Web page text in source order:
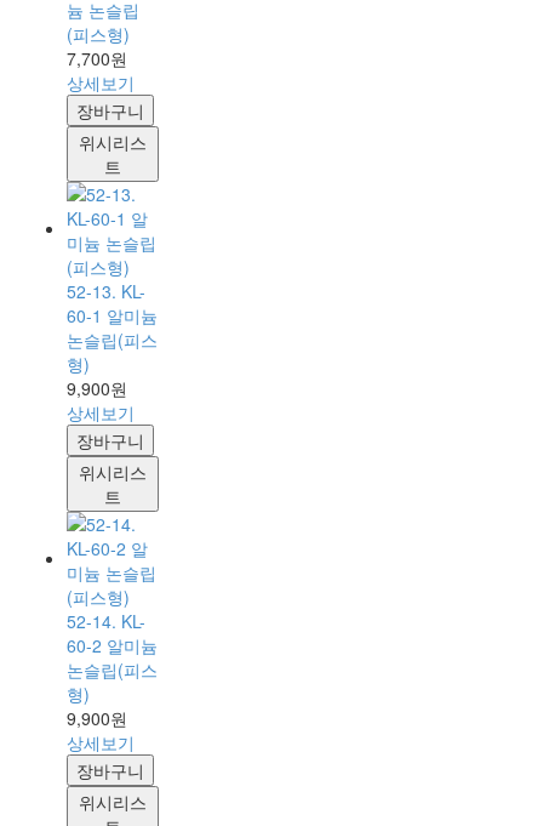
늄 논슬립
(피스형)
7,700원
상세보기
장바구니
위시리스
트
52-13. KL-
60-1 알미늄
논슬립(피스
형)
9,900원
상세보기
장바구니
위시리스
트
52-14. KL-
60-2 알미늄
논슬립(피스
형)
9,900원
상세보기
장바구니
위시리스